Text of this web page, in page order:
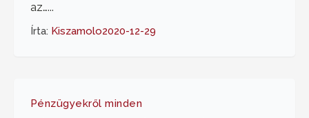
az…...
Írta: Kiszamolo2020-12-29
Pénzügyekről minden